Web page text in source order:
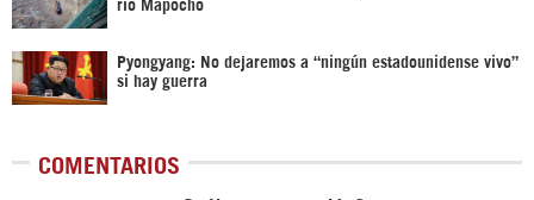
río Mapocho
Pyongyang: No dejaremos a “ningún estadounidense vivo”
si hay guerra
COMENTARIOS